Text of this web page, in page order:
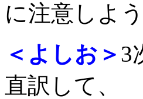
に注意しよ
＜よしお＞ 3
直訳して、